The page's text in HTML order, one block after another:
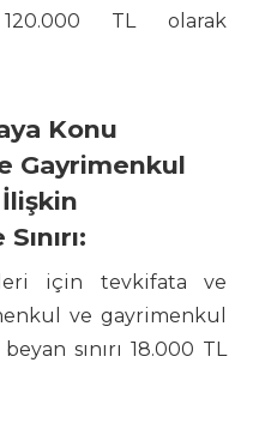
TL olarak
Konu
Gayrimenkul
için tevkifata ve
ve gayrimenkul
sınırı 18.000 TL